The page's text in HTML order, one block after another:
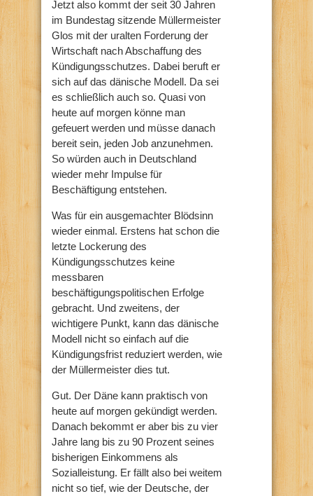
Jetzt also kommt der seit 30 Jahren
im Bundestag sitzende Müllermeister
Glos mit der uralten Forderung der
Wirtschaft nach Abschaffung des
Kündigungsschutzes. Dabei beruft er
sich auf das dänische Modell. Da sei
es schließlich auch so. Quasi von
heute auf morgen könne man
gefeuert werden und müsse danach
bereit sein, jeden Job anzunehmen.
So würden auch in Deutschland
wieder mehr Impulse für
Beschäftigung entstehen.
Was für ein ausgemachter Blödsinn
wieder einmal. Erstens hat schon die
letzte Lockerung des
Kündigungsschutzes keine
messbaren
beschäftigungspolitischen Erfolge
gebracht. Und zweitens, der
wichtigere Punkt, kann das dänische
Modell nicht so einfach auf die
Kündigungsfrist reduziert werden, wie
der Müllermeister dies tut.
Gut. Der Däne kann praktisch von
heute auf morgen gekündigt werden.
Danach bekommt er aber bis zu vier
Jahre lang bis zu 90 Prozent seines
bisherigen Einkommens als
Sozialleistung. Er fällt also bei weitem
nicht so tief, wie der Deutsche, der